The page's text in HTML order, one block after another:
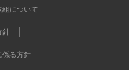
について
針
係る方針